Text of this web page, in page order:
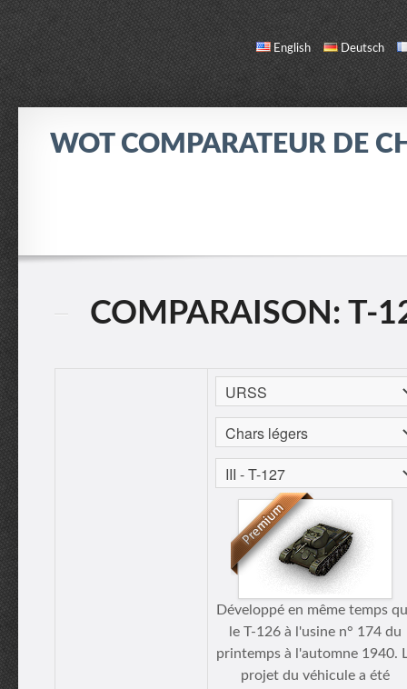
English Deutsch
WOT COMPARATEUR DE
COMPARAISON: T-
Développé en même temps
le T-126 à l'usine n° 174 du
printemps à l'automne 1940.
projet du véhicule a été